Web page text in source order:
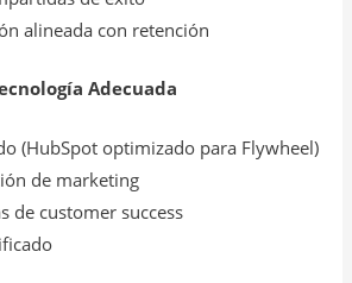
alineada con retención
Adecuada
(HubSpot optimizado para Flywheel)
de marketing
de customer success